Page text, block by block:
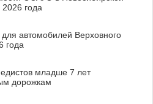
года
автомобилей Верховного
года
младше 7 лет
дорожкам